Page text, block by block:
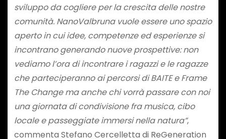
sviluppo da cogliere per la crescita delle nostre
comunità. NanoValbruna vuole essere uno spazio
aperto in cui idee, competenze ed esperienze si
incontrano generando nuove prospettive: non
vediamo l’ora di incontrare i ragazzi e le ragazze
che parteciperanno ai percorsi di BAITE e Frame
The Change ma anche chi vorrà passare con noi
una giornata di condivisione fra musica, cibo
locale e passeggiate immersi nella natura”,
commenta Stefano Cercelletta di ReGeneration